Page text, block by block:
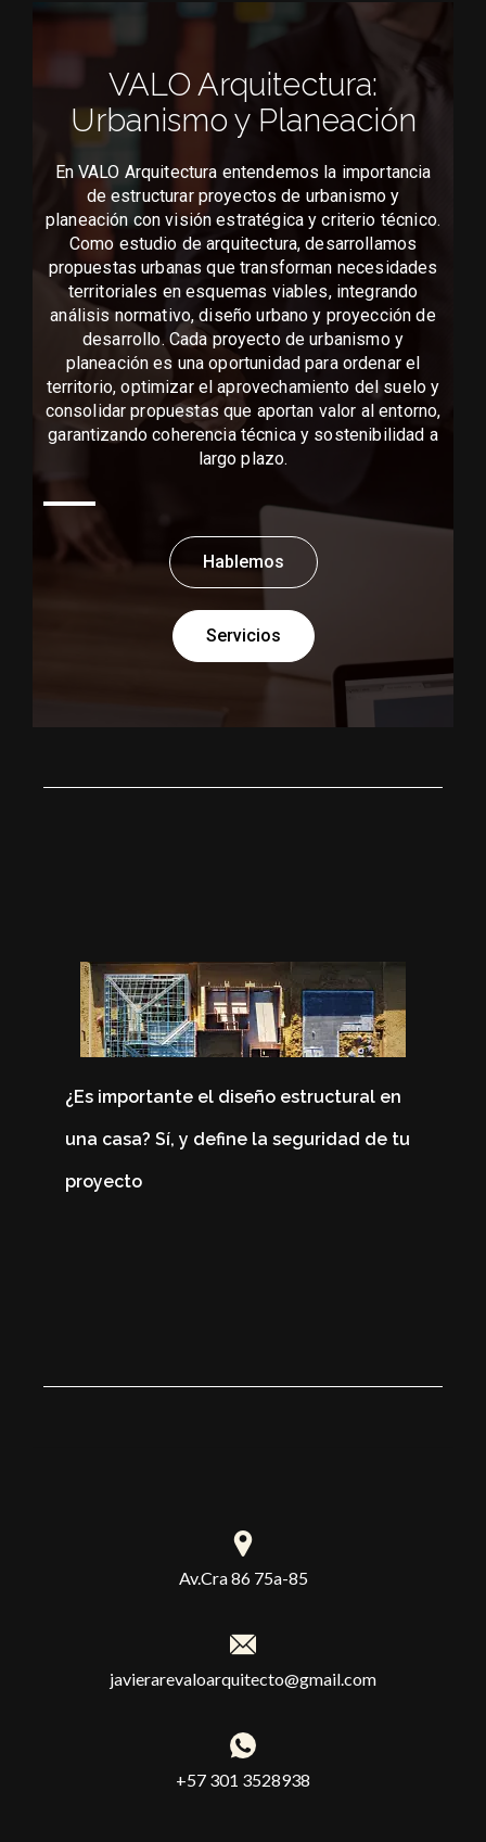
VALO Arquitectura:
Urbanismo y Planeación
En VALO Arquitectura entendemos la importancia
de estructurar proyectos de urbanismo y
planeación con visión estratégica y criterio técnico.
Como estudio de arquitectura, desarrollamos
propuestas urbanas que transforman necesidades
territoriales en esquemas viables, integrando
análisis normativo, diseño urbano y proyección de
desarrollo. Cada proyecto de urbanismo y
planeación es una oportunidad para ordenar el
territorio, optimizar el aprovechamiento del suelo y
consolidar propuestas que aportan valor al entorno,
garantizando coherencia técnica y sostenibilidad a
largo plazo.
Hablemos
Servicios
¿Es importante el diseño estructural en
una casa? Sí, y define la seguridad de tu
proyecto
Av.Cra 86 75a-85
javierarevaloarquitecto@gmail.com
+57 301 3528938